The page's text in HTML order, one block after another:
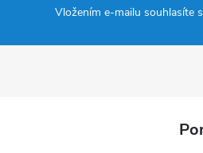
Vložením e-mailu souhlasíte s